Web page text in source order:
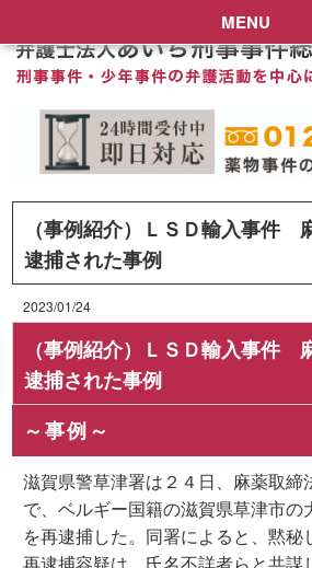
MENU
（事例紹介）ＬＳＤ輸入事件
逮捕された事例
2023/01/24
（事例紹介）ＬＳＤ輸入事件
逮捕された事例
～事例～
滋賀県警草津署は２４日、麻薬取締
で、ベルギー国籍の滋賀県草津市の
を再逮捕した。同署によると、黙秘